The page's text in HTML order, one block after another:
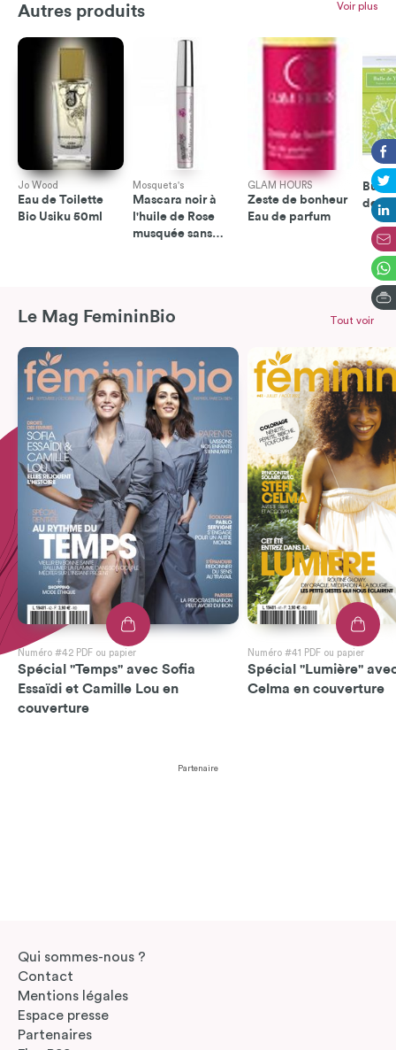
Autres produits Voir plus
Jo Wood
Eau de Toilette
Bio Usiku 50ml
Mosqueta's
Mascara noir à
l'huile de Rose
musquée sans
GLAM HOURS
Zeste de bonheur
Eau de parfum
Bulle
de
Le Mag FemininBio
Numéro #42 PDF ou papier
Spécial "Temps" avec Sofia
Essaïdi et Camille Lou en
couverture
Numéro #41 PDF ou papier
Spécial "Lumière"
Celma en couverture
Tout voir
Partenaire
Qui sommes-nous ?
Contact
Mentions légales
Espace presse
Partenaires